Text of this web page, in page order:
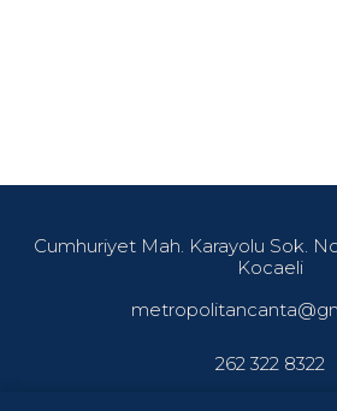
Cumhuriyet Mah. Karayolu Sok.
Kocaeli
262 322 8322